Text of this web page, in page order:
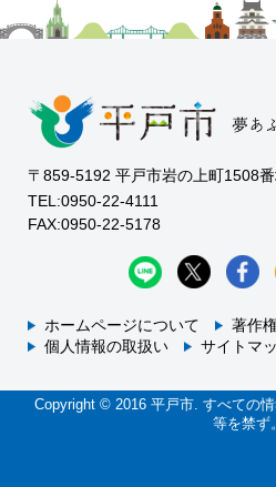
〒859-5192 平戸市岩の上町1508
TEL:0950-22-4111
FAX:0950-22-5178
ホームページについて
著作
個人情報の取扱い
サイトマ
Copyright © 2016 平戸市. すべての
等を禁ず。